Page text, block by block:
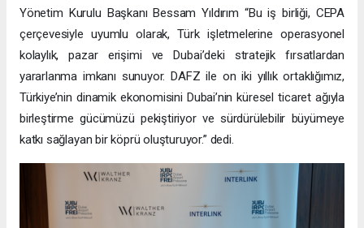
Yönetim Kurulu Başkanı Bessam Yıldırım “Bu iş birliği, CEPA
çerçevesiyle uyumlu olarak, Türk işletmelerine operasyonel
kolaylık, pazar erişimi ve Dubai’deki stratejik fırsatlardan
yararlanma imkanı sunuyor. DAFZ ile on iki yıllık ortaklığımız,
Türkiye’nin dinamik ekonomisini Dubai’nin küresel ticaret ağıyla
birleştirme gücümüzü pekiştiriyor ve sürdürülebilir büyümeye
katkı sağlayan bir köprü oluşturuyor.” dedi.